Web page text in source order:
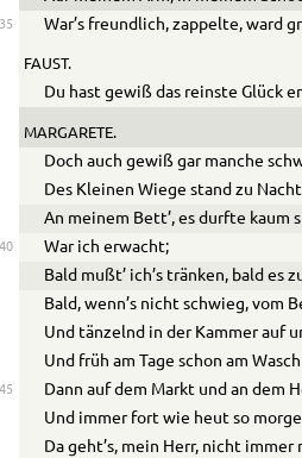
War’s freundlich, zappelte, ward
FAUST.
Du hast gewiß das reinste Glück
MARGARETE.
Doch auch gewiß gar manche
Des Kleinen Wiege stand zu Nacht
An meinem Bett’, es durfte kaum
War ich erwacht;
Bald mußt’ ich’s tränken, bald es
Bald, wenn’s nicht schwieg, vom
Und tänzelnd in der Kammer auf
Und früh am Tage schon am
Dann auf dem Markt und an dem
Und immer fort wie heut so
Da geht’s, mein Herr, nicht immer